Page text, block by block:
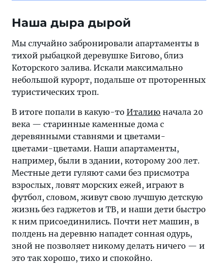
Наша дыра дырой
Мы случайно забронировали апартаменты в
тихой рыбацкой деревушке Бигово, близ
Которского залива. Искали максимально
небольшой курорт, подальше от проторенных
туристических троп.
В итоге попали в какую-то Италию начала 20
века — старинные каменные дома с
деревянными ставнями и цветами-
цветами-цветами. Наши апартаменты,
например, были в здании, которому 200 лет.
Местные дети гуляют сами без присмотра
взрослых, ловят морских ежей, играют в
футбол, словом, живут свою лучшую детскую
жизнь без гаджетов и ТВ, и наши дети быстро
к ним присоединились. Почти нет машин, в
полдень на деревню нападет сонная одурь,
зной не позволяет никому делать ничего — и
это так хорошо, тихо и спокойно.